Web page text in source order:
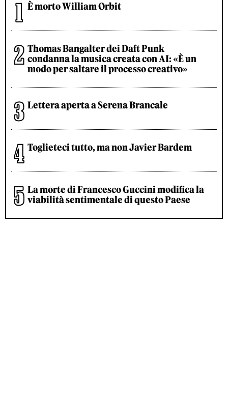
È morto William Orbit
Thomas Bangalter dei Daft Punk
condanna la musica creata con AI: «È un
modo per saltare il processo creativo»
Lettera aperta a Serena Brancale
Toglieteci tutto, ma non Javier Bardem
La morte di Francesco Guccini modifica la
viabilità sentimentale di questo Paese